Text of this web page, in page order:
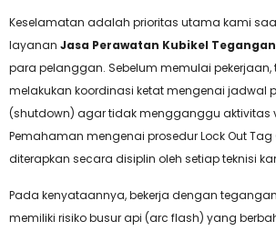
Keselamatan adalah prioritas utama kami
layanan Jasa Perawatan Kubikel
para pelanggan. Sebelum memulai pekerjaan,
melakukan koordinasi ketat mengenai jadwal
(shutdown) agar tidak mengganggu aktivitas
Pemahaman mengenai prosedur Lock Out Tag
diterapkan secara disiplin oleh setiap teknisi
Pada kenyataannya, bekerja dengan
memiliki risiko busur api (arc flash) yang